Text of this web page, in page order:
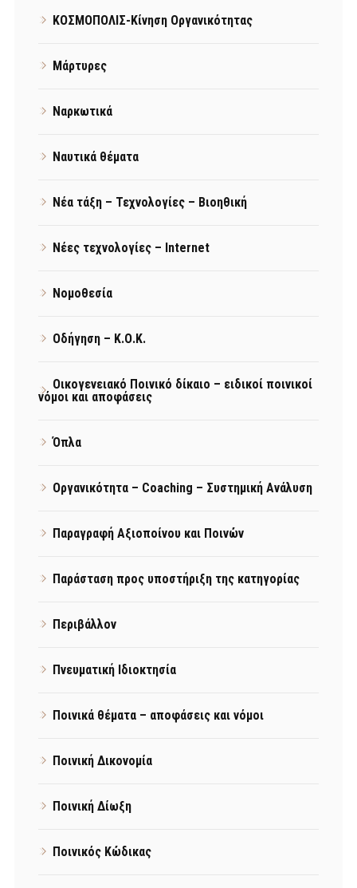
ΚΟΣΜΟΠΟΛΙΣ-Κίνηση Οργανικότητας
Μάρτυρες
Ναρκωτικά
Ναυτικά θέματα
Νέα τάξη – Τεχνολογίες – Βιοηθική
Νέες τεχνολογίες – Internet
Νομοθεσία
Οδήγηση – Κ.Ο.Κ.
Οικογενειακό Ποινικό δίκαιο – ειδικοί ποινικοί
νόμοι και αποφάσεις
Όπλα
Οργανικότητα – Coaching – Συστημική Ανάλυση
Παραγραφή Αξιοποίνου και Ποινών
Παράσταση προς υποστήριξη της κατηγορίας
Περιβάλλον
Πνευματική Ιδιοκτησία
Ποινικά θέματα – αποφάσεις και νόμοι
Ποινική Δικονομία
Ποινική Δίωξη
Ποινικός Κώδικας